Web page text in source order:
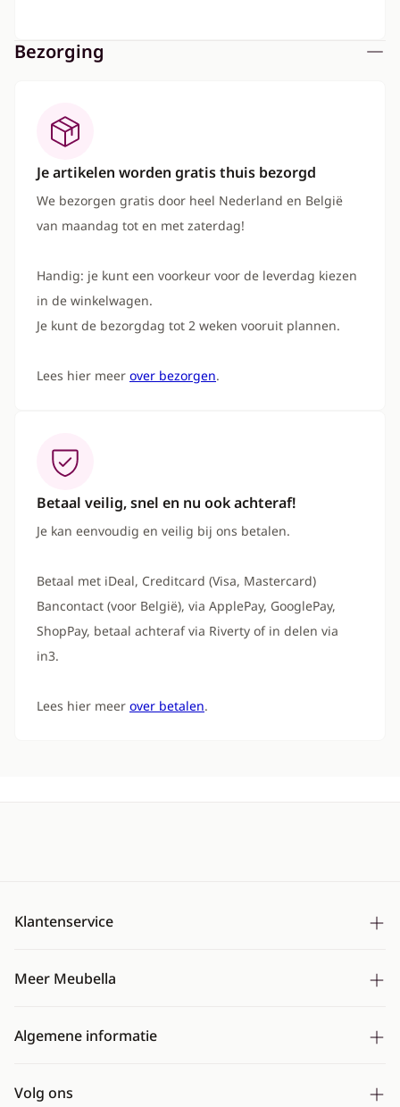
Bezorging
Je artikelen worden gratis thuis bezorgd
We bezorgen gratis door heel Nederland en België
van maandag tot en met zaterdag!
Handig: je kunt een voorkeur voor de leverdag kiezen
in de winkelwagen.
Je kunt de bezorgdag tot 2 weken vooruit plannen.
Lees hier meer over bezorgen.
Betaal veilig, snel en nu ook achteraf!
Je kan eenvoudig en veilig bij ons betalen.
Betaal met iDeal, Creditcard (Visa, Mastercard)
Bancontact (voor België), via ApplePay, GooglePay,
ShopPay, betaal achteraf via Riverty of in delen via
in3.
Lees hier meer over betalen.
Klantenservice
Veelgestelde vragen
Meer Meubella
Montageservice
Algemene informatie
Volg ons